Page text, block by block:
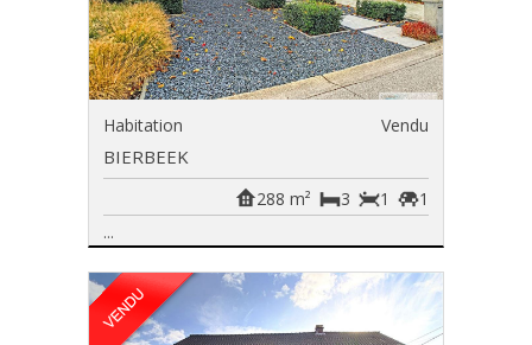
Habitation Vendu
BIERBEEK
1
1
3
288 m²
...